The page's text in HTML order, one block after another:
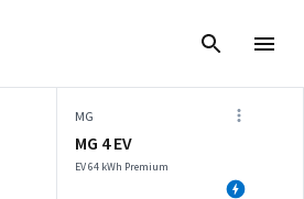
MG
MG 4 EV
EV 64 kWh Premium